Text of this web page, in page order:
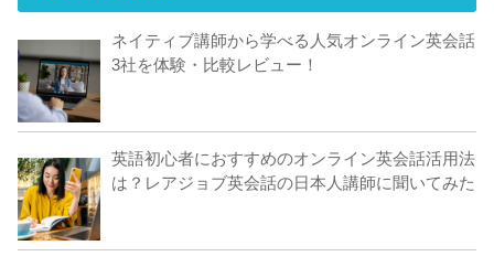
ネイティブ講師から学べる人気オンライン英会話
3社を体験・比較レビュー！
英語初心者におすすめのオンライン英会話活用法
は？レアジョブ英会話の日本人講師に聞いてみた